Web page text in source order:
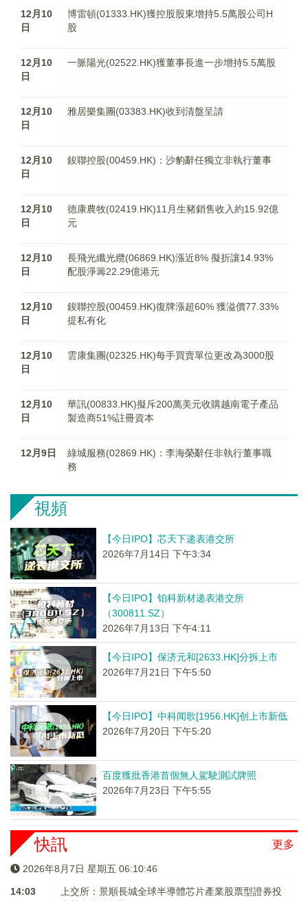
12月10
日
博雷頓(01333.HK)獲控股股東增持5.5萬股公司H
股
12月10
日
一脈陽光(02522.HK)獲董事長進一步增持5.5萬股
12月10
日
雅居樂集團(03383.HK)收到清盤呈請
12月10
日
鋑聯控股(00459.HK)：沙豹辭任獨立非執行董事
12月10
日
德康農牧(02419.HK)11月生豬銷售收入約15.92億
元
12月10
日
長飛光纖光纜(06869.HK)漲近8% 擬折讓14.93%
配股淨籌22.29億港元
12月10
日
鋑聯控股(00459.HK)復牌漲超60% 獲溢價77.33%
提私有化
12月10
日
雲康集團(02325.HK)每手買賣單位更改為3000股
12月10
日
華訊(00833.HK)擬斥200萬美元收購越南電子產品
製造商51%註冊資本
12月9日
綠城服務(02869.HK)：李海榮辭任非執行董事職
務
視頻
【今日IPO】芯天下递表港交所
2026年7月14日 下午3:34
【今日IPO】铂科新材递表港交所
（300811.SZ）
2026年7月13日 下午4:11
【今日IPO】保济元和[2633.HK]分拆上市
2026年7月21日 下午5:50
【今日IPO】中科闻歌[1956.HK]创上市新低
2026年7月20日 下午5:20
百度獲批香港首個無人駕駛測試牌照
2026年7月23日 下午5:55
更多
快訊
2026年8月7日 星期五 06:10:46
14:03
上交所：景順長城全球半導體芯片產業股票型證券投